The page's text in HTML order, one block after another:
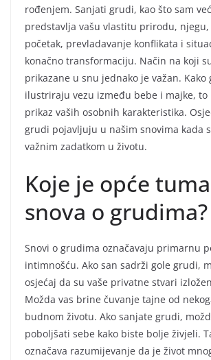
rođenjem. Sanjati grudi, kao što sam
predstavlja vašu vlastitu prirodu,
početak, prevladavanje konflikata i
konačno transformaciju. Način na koji
prikazane u snu jednako je važan. Kako
ilustriraju vezu između bebe i majke, to
prikaz vaših osobnih karakteristika.
grudi pojavljuju u našim snovima kada
važnim zadatkom u životu.
Koje je opće
snova o grudima?
Snovi o grudima označavaju primarnu
intimnošću. Ako san sadrži gole grudi,
osjećaj da su vaše privatne stvari
Možda vas brine čuvanje tajne od
budnom životu. Ako sanjate grudi,
poboljšati sebe kako biste bolje živjeli.
označava razumijevanje da je život